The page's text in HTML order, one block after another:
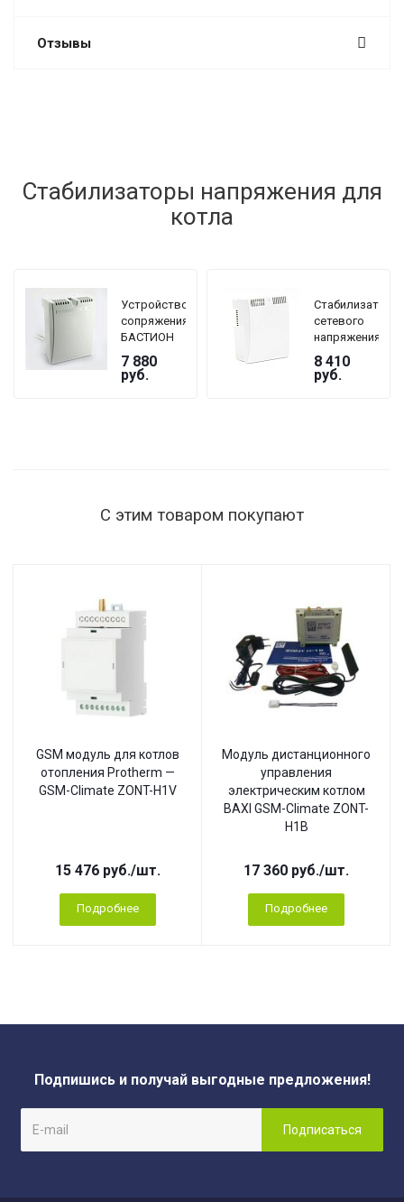
Отзывы
Стабилизаторы напряжения для
котла
Устройство
сопряжения
БАСТИОН
TEPLOCOM
GF
7 880
руб.
Стабилизатор
сетевого
напряжения
TEPLOCOM
БАСТИОН
ST-1515
8 410
руб.
С этим товаром покупают
GSM модуль для котлов
отопления Protherm —
GSM-Climate ZONT-H1V
15 476 руб./шт.
Подробнее
Модуль дистанционного
управления
электрическим котлом
BAXI GSM-Climate ZONT-
H1B
17 360 руб./шт.
Подробнее
Подпишись и получай выгодные предложения!